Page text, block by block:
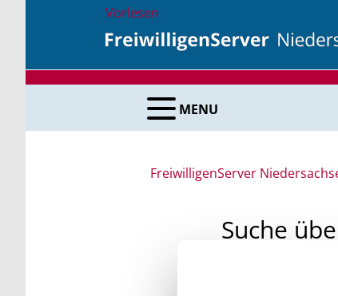
Vorlesen
MENU
FreiwilligenServer
Suche
Sie suchen